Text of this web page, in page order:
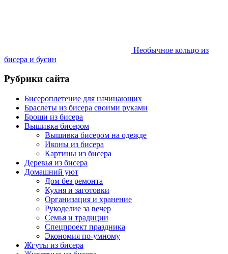
Необычное кольцо из
бисера и бусин
Рубрики сайта
Бисероплетение для начинающих
Браслеты из бисера своими руками
Броши из бисера
Вышивка бисером
Вышивка бисером на одежде
Иконы из бисера
Картины из бисера
Деревья из бисера
Домашний уют
Дом без ремонта
Кухня и заготовки
Организация и хранение
Рукоделие за вечер
Семья и традиции
Спецпроект праздника
Экономия по-умному
Жгуты из бисера